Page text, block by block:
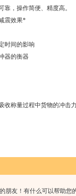
朋友！有什么可以帮助您
，操作简便、精度高。
震效果*
时间的影响
器的衡器
收称量过程中货物的冲击